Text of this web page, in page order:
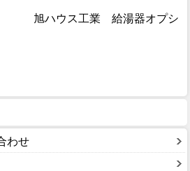
旭ハウス工業 給湯器オプシ
わせ